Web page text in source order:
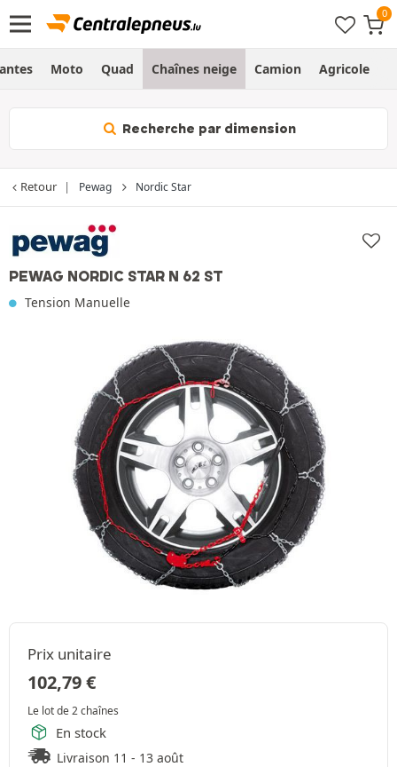
Moto Quad Chaînes neige Camion Agricole
Recherche par dimension
Retour Pewag Nordic Star
PEWAG NORDIC STAR N 62 ST
Tension Manuelle
Prix unitaire
102,79€
Le lot de 2 chaînes
En stock
Livraison 11 - 13 août